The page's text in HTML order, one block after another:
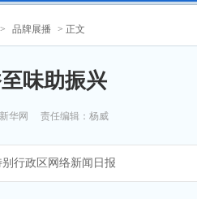
> 品牌展播 > 正文
味助振兴
新华网 责任编辑：杨威
行政区网络新闻日报